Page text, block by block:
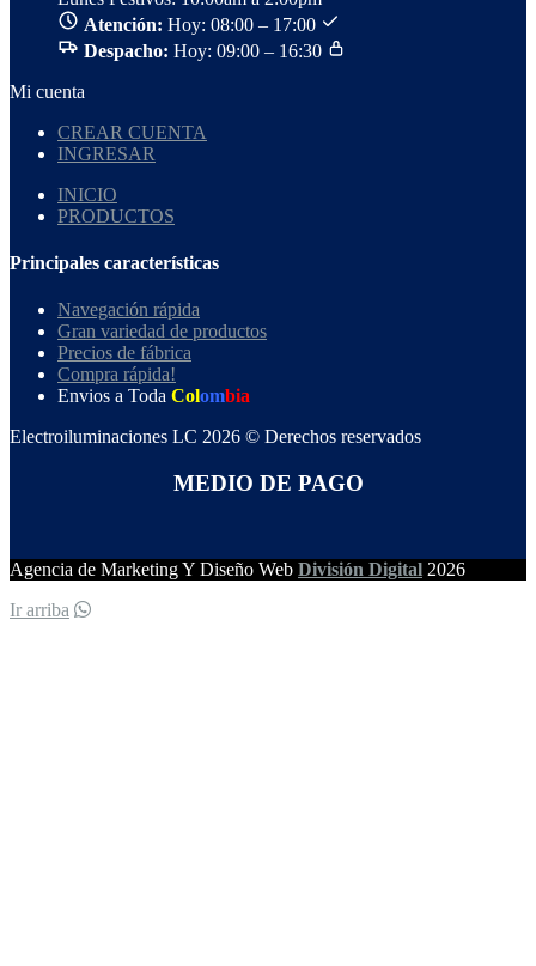
Atención: Hoy: 08:00 – 17:00
Despacho: Hoy: 09:00 – 16:30
Mi cuenta
CREAR CUENTA
INGRESAR
INICIO
PRODUCTOS
Principales características
Navegación rápida
Gran variedad de productos
Precios de fábrica
Compra rápida!
Envios a Toda Colombia
Electroiluminaciones LC 2026 © Derechos reservados
MEDIO DE PAGO
Agencia de Marketing Y Diseño Web División Digital 2026
Ir arriba